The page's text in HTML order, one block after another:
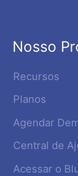
Nosso
Recursos
Planos
Agendar
Central de
Acessar o